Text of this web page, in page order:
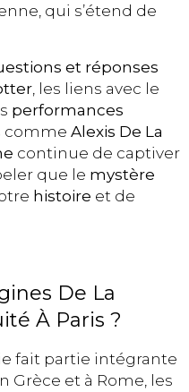
qui s’étend de
et réponses
, les liens avec le
performances
comme Alexis De La
continue de captiver
que le mystère
histoire et de
De La
À Paris ?
fait partie intégrante
Grèce et à Rome, les